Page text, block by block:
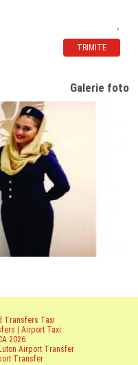
TRIMITE
Galerie foto
Transfers Taxi
| Airport Taxi
2026
Airport Transfer
Transfer